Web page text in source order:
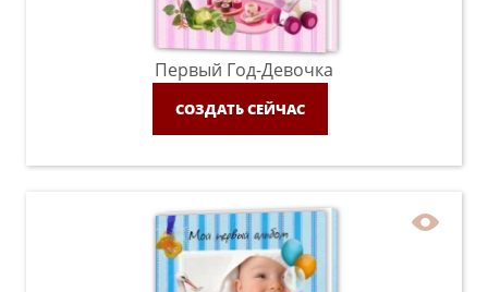
Первый Год-Девочка
СОЗДАТЬ СЕЙЧАС